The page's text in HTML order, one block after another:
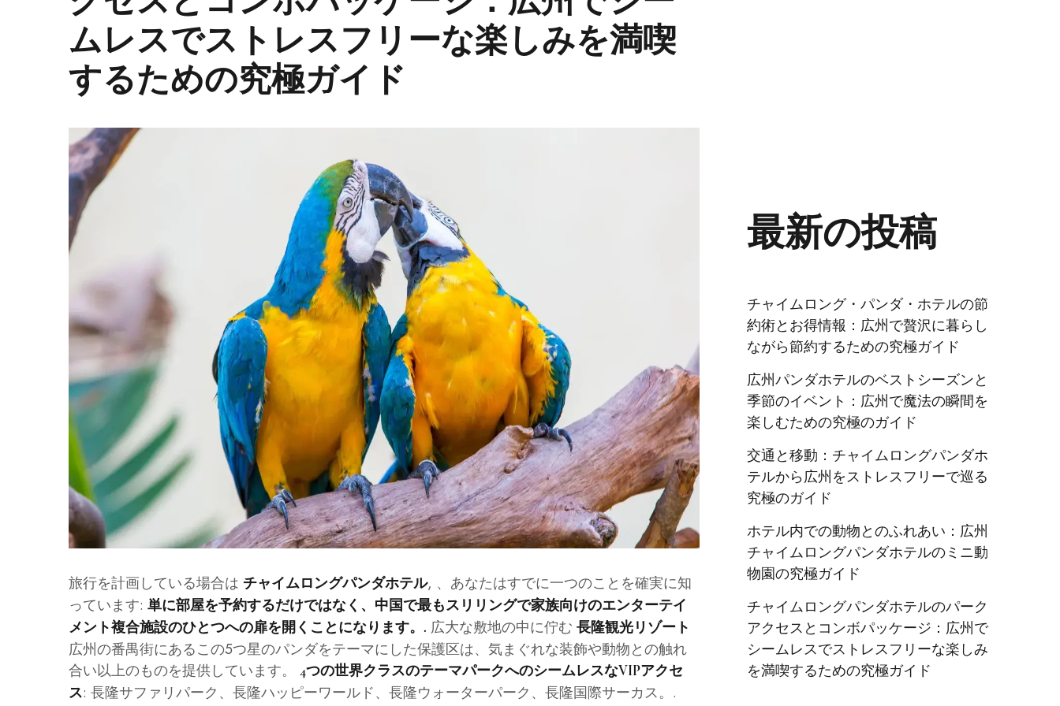
ムレスでストレスフリーな楽しみを満喫
するための究極ガイド
旅行を計画している場合は チャイムロングパンダホテル, 、あなたはすでに一つのことを確実に知
っています: 単に部屋を予約するだけではなく、中国で最もスリリングで家族向けのエンターテイ
メント複合施設のひとつへの扉を開くことになります。. 広大な敷地の中に佇む 長隆観光リゾート
広州の番禺街にあるこの5つ星のパンダをテーマにした保護区は、気まぐれな装飾や動物との触れ
合い以上のものを提供しています。 4つの世界クラスのテーマパークへのシームレスなVIPアクセ
ス: 長隆サファリパーク、長隆ハッピーワールド、長隆ウォーターパーク、長隆国際サーカス。.
最新の投稿
チャイムロング・パンダ・ホテルの節
約術とお得情報：広州で贅沢に暮らし
ながら節約するための究極ガイド
広州パンダホテルのベストシーズンと
季節のイベント：広州で魔法の瞬間を
楽しむための究極のガイド
交通と移動：チャイムロングパンダホ
テルから広州をストレスフリーで巡る
究極のガイド
ホテル内での動物とのふれあい：広州
チャイムロングパンダホテルのミニ動
物園の究極ガイド
チャイムロングパンダホテルのパーク
アクセスとコンボパッケージ：広州で
シームレスでストレスフリーな楽しみ
を満喫するための究極ガイド